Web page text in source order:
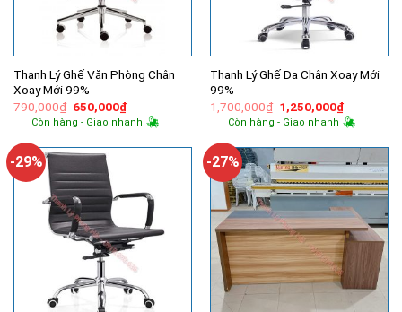
Thanh Lý Ghế Văn Phòng Chân
Xoay Mới 99%
790,000₫ Giá
gốc
là:
650,000₫Giá
hiện
tại
650,000₫.
Còn hàng - Giao nhanh
Thanh Lý Ghế Da Chân Xoay Mới
99%
1,700,000₫ Giá
gốc
là:
1,250,000₫Giá
hiện
tại
Còn hàng - Giao nhanh
-29% -27%